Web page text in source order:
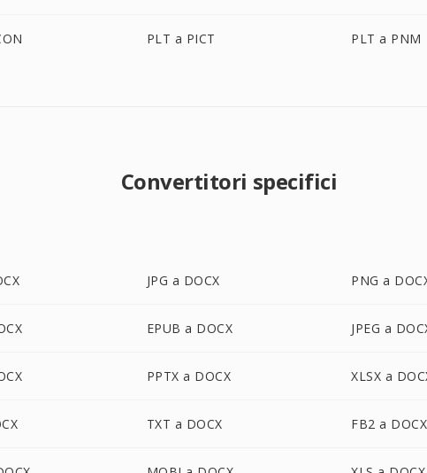
PLT a PICT PLT a PNM
Convertitori specifici
JPG a DOCX PNG a
EPUB a DOCX JPEG a
PPTX a DOCX XLSX a
TXT a DOCX FB2 a DOCX